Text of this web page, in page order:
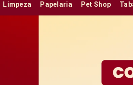
Limpeza Papelaria Pet Shop